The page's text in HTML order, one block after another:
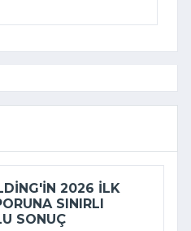
2026 ILK
SINIRLI
SONUÇ